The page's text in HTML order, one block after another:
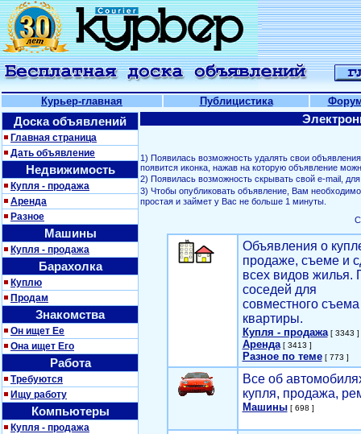
Курьер-главная Публицистика
Доска объявлений
Главная страница
Дать объявление
Недвижимость
Купля - продажа
Аренда
Разное
Машины
Купля - продажа
Барахолка
Куплю
Продам
Знакомства
Он ищет Ее
Она ищет Его
Работа
Требуются
Ищу работу
Компьютеры
Купля - продажа
1) Появилась возможность удалять свои
появится иконка, нажав на которую объявление
2) Появилась возможность скрывать свой е-mail,
3) Чтобы опубликовать объявление, Вам
простая и займет у Вас не больше 1 минуты.
Объявления о
продаже, съеме и
всех видов жилья.
соседей для
совместного съема
квартиры.
Купля - продажа[ 3343 ]
Аренда[ 3413 ]
Разное по теме[ 773 ]
Все об
купля, продажа,
Машины[ 698 ]